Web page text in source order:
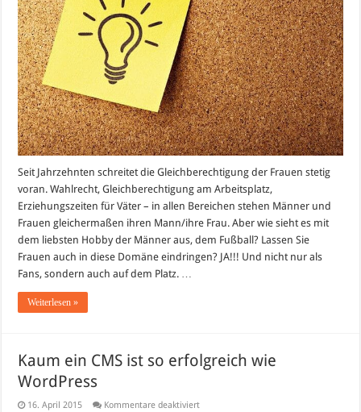
Seit Jahrzehnten schreitet die Gleichberechtigung der Frauen stetig
voran. Wahlrecht, Gleichberechtigung am Arbeitsplatz,
Erziehungszeiten für Väter – in allen Bereichen stehen Männer und
Frauen gleichermaßen ihren Mann/ihre Frau. Aber wie sieht es mit
dem liebsten Hobby der Männer aus, dem Fußball? Lassen Sie
Frauen auch in diese Domäne eindringen? JA!!! Und nicht nur als
Fans, sondern auch auf dem Platz. …
Weiterlesen »
Kaum ein CMS ist so erfolgreich wie
WordPress
16. April 2015 Kommentare deaktiviertfür